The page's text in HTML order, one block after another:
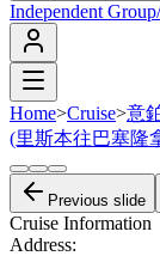
Independent
Home>Cruise>意
(里斯本往巴塞隆
Previous slide
Cruise Information
Address: